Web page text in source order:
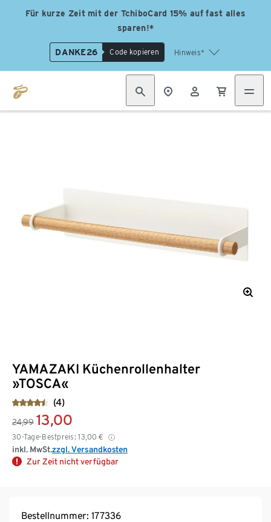
Für kurze Zeit mit der TchiboCard 15% auf fast alles
sparen!*
DANKE26 Code kopieren Hinweis*
YAMAZAKI Küchenrollenhalter
»TOSCA«
(4)
24,99 13,00
30-Tage-Bestpreis: 13,00 €
inkl. MwSt.zzgl. Versandkosten
Zur Zeit nicht verfügbar
Bestellnummer: 177336